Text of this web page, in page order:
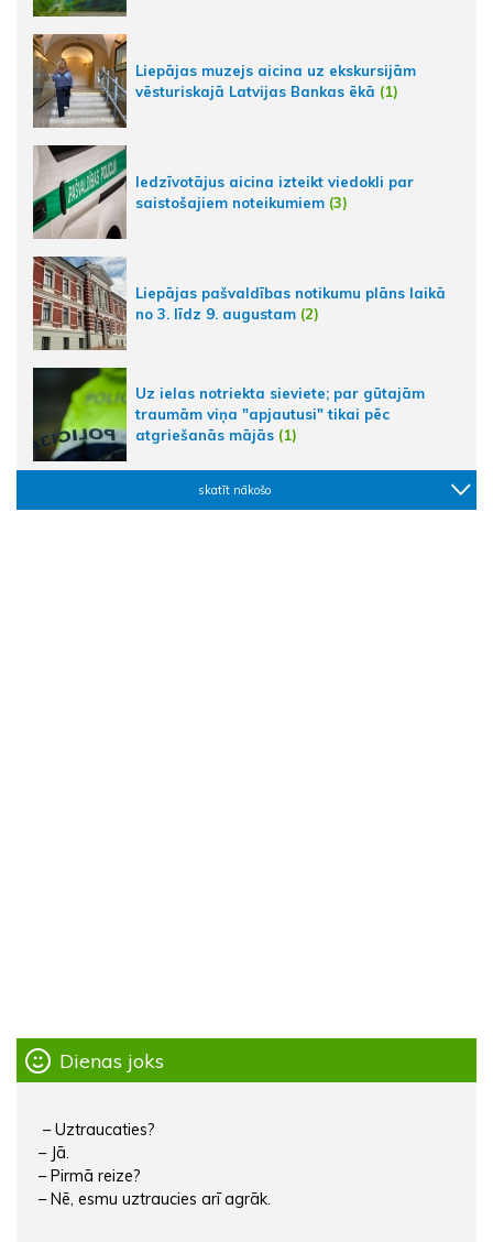
Liepājas muzejs aicina uz ekskursijām
vēsturiskajā Latvijas Bankas ēkā (1)
Iedzīvotājus aicina izteikt viedokli par
saistošajiem noteikumiem (3)
Liepājas pašvaldības notikumu plāns laikā
no 3. līdz 9. augustam (2)
Uz ielas notriekta sieviete; par gūtajām
traumām viņa "apjautusi" tikai pēc
atgriešanās mājās (1)
skatīt nākošo
Dienas joks
– Uztraucaties?
– Jā.
– Pirmā reize?
– Nē, esmu uztraucies arī agrāk.